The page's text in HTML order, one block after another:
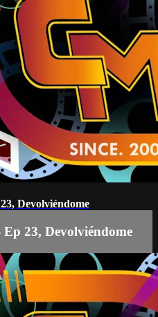
Devolviéndome
23, Devolviéndome